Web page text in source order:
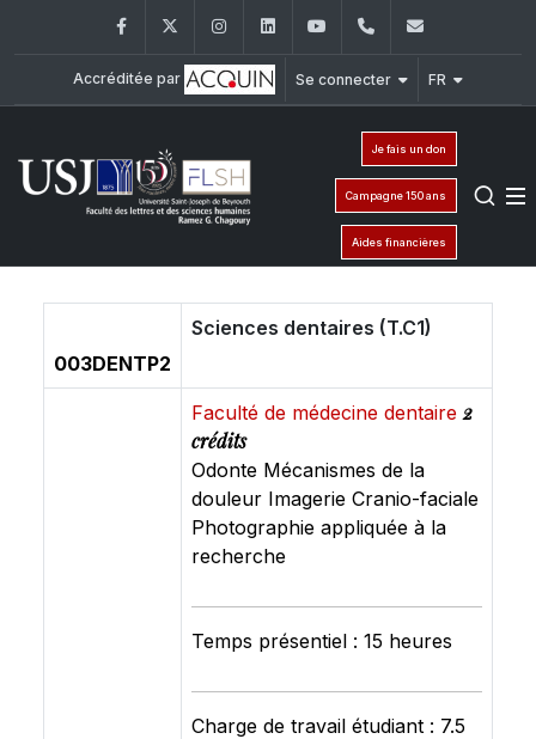
FacebookTwitter InstagramLinkedInYouTube+961 (1) 421 000
Accréditée par Se connecter FR
Je fais un don
Campagne 150 ans
Aides financières
003DENTP2
Sciences dentaires (T.C1)
Faculté de médecine dentaire2
crédits
Odonte Mécanismes de la
douleur Imagerie Cranio-faciale
Photographie appliquée à la
recherche
Temps présentiel : 15 heures
Charge de travail étudiant : 7.5